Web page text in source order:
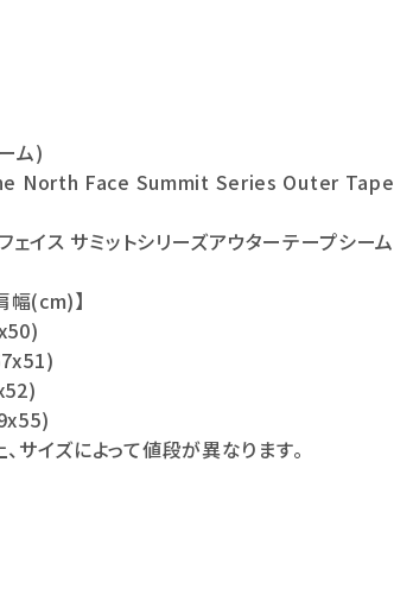
ム)
North Face Summit Series Outer
ェイス サミットシリーズアウターテープシー
幅(cm)】
イズによって値段が異なります。